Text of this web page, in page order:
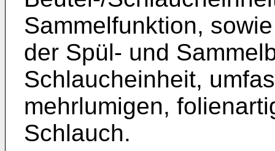
Sammelfunktion,
der Spül- und
Schlaucheinheit,
mehrlumigen,
Schlauch.